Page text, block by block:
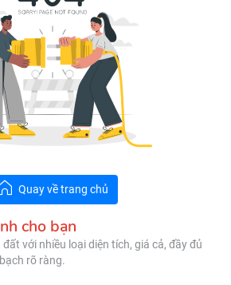
Quay về trang chủ
cho bạn
với nhiều loại diện tích, giá cả, đầy đủ
rõ ràng.